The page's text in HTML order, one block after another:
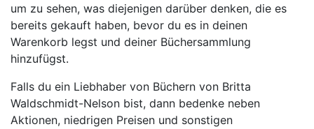
um zu sehen, was diejenigen darüber denken, die es
bereits gekauft haben, bevor du es in deinen
Warenkorb legst und deiner Büchersammlung
hinzufügst.
Falls du ein Liebhaber von Büchern von Britta
Waldschmidt-Nelson bist, dann bedenke neben
Aktionen, niedrigen Preisen und sonstigen